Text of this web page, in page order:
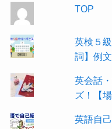
TOP
英検５
詞】例
英会話
ズ！【
英語自